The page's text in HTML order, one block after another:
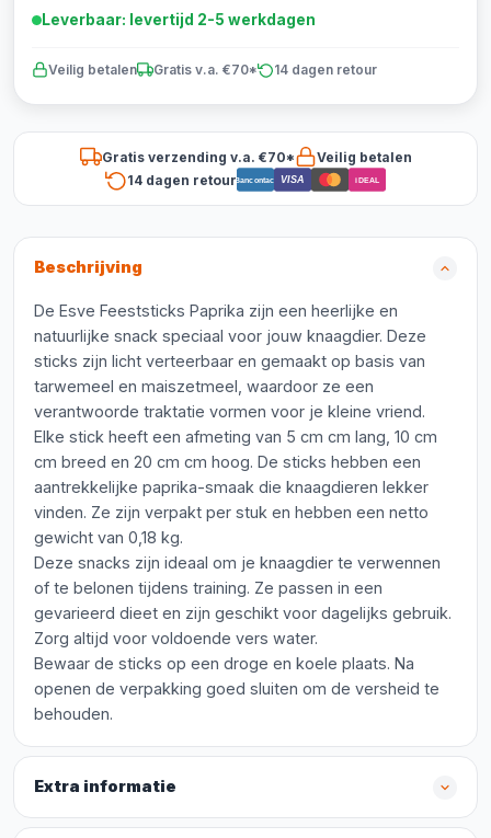
Leverbaar: levertijd 2-5 werkdagen
Veilig betalen Gratis v.a. €70* 14 dagen retour
Gratis verzending v.a. €70*
Veilig betalen
14 dagen retourBancontact VISA iDEAL
Beschrijving
De Esve Feeststicks Paprika zijn een heerlijke en
natuurlijke snack speciaal voor jouw knaagdier. Deze
sticks zijn licht verteerbaar en gemaakt op basis van
tarwemeel en maiszetmeel, waardoor ze een
verantwoorde traktatie vormen voor je kleine vriend.
Elke stick heeft een afmeting van 5 cm cm lang, 10 cm
cm breed en 20 cm cm hoog. De sticks hebben een
aantrekkelijke paprika-smaak die knaagdieren lekker
vinden. Ze zijn verpakt per stuk en hebben een netto
gewicht van 0,18 kg.
Deze snacks zijn ideaal om je knaagdier te verwennen
of te belonen tijdens training. Ze passen in een
gevarieerd dieet en zijn geschikt voor dagelijks gebruik.
Zorg altijd voor voldoende vers water.
Bewaar de sticks op een droge en koele plaats. Na
openen de verpakking goed sluiten om de versheid te
behouden.
Extra informatie